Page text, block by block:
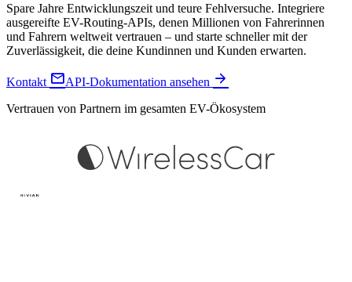
Spare Jahre Entwicklungszeit und teure Fehlversuche. Integriere
ausgereifte EV-Routing-APIs, denen Millionen von Fahrerinnen
und Fahrern weltweit vertrauen – und starte schneller mit der
Zuverlässigkeit, die deine Kundinnen und Kunden erwarten.
Kontakt API-Dokumentation ansehen 
Vertrauen von Partnern im gesamten EV-Ökosystem